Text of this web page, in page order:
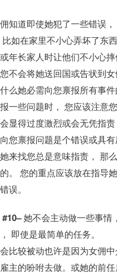
知道即使她犯了一些错误
如在家里不小心弄坏了东
年长家人时让他们不小心摔
不会将她送回国或告状到
么她必需向您禀报所有事
一些问题时， 您应该注意
显得过度激烈或会无凭指
您禀报问题是个错误或具
来找您总是意味指责， 那
。 您的重点应该放在指导
误。
她不会主动做一些事情
即使是最简单的任务。
比较被动也许是因为女佣
主的吩咐去做。或她的前